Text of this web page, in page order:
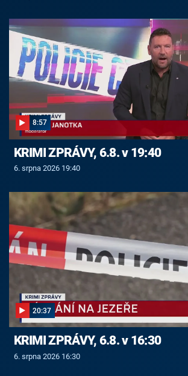
8:57
KRIMI ZPRÁVY, 6.8. v 19:40
6. srpna 2026 19:40
20:37
KRIMI ZPRÁVY, 6.8. v 16:30
6. srpna 2026 16:30